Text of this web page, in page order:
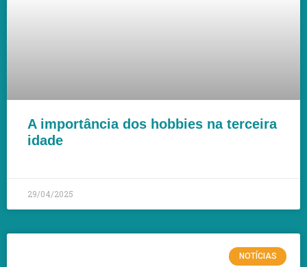
A importância dos hobbies na terceira
idade
29/04/2025
NOTÍCIAS